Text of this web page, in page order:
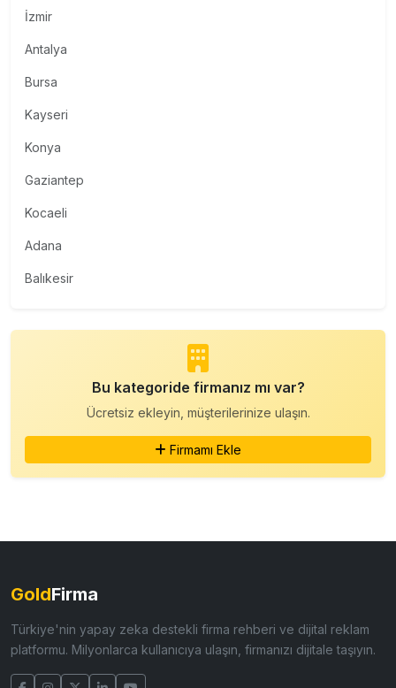
İzmir
Antalya
Bursa
Kayseri
Konya
Gaziantep
Kocaeli
Adana
Balıkesir
Bu kategoride firmanız mı var?
Ücretsiz ekleyin, müşterilerinize ulaşın.
Firmamı Ekle
GoldFirma
Türkiye'nin yapay zeka destekli firma rehberi ve dijital reklam
platformu. Milyonlarca kullanıcıya ulaşın, firmanızı dijitale taşıyın.